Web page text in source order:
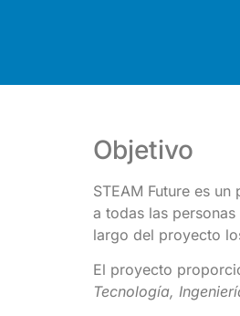
Objetivo
STEAM Future es
a todas las
largo del proyecto
El proyecto
Tecnología,